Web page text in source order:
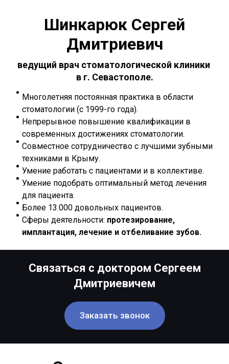
Шинкарюк Сергей
Дмитриевич
ведущий врач стоматологической клиники
в г. Севастополе.
Многолетняя постоянная практика в области
стоматологии (с 1999-го года).
Непрерывное повышение квалификации в
современных достижениях стоматологии.
Совместное сотрудничество с лучшими зубными
техниками в Крыму.
Умение работать с пациентами и в коллективе.
Умение подобрать оптимальный метод лечения
для пациента.
Более 13.000 довольных пациентов.
Сферы деятельности: протезирование,
имплантация, лечение и отбеливание зубов.
Связаться с доктором Сергеем
Дмитриевичем
Заказать звонок